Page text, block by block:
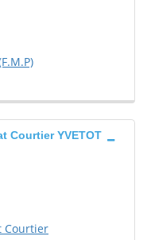
Courtier YVETOT
Courtier